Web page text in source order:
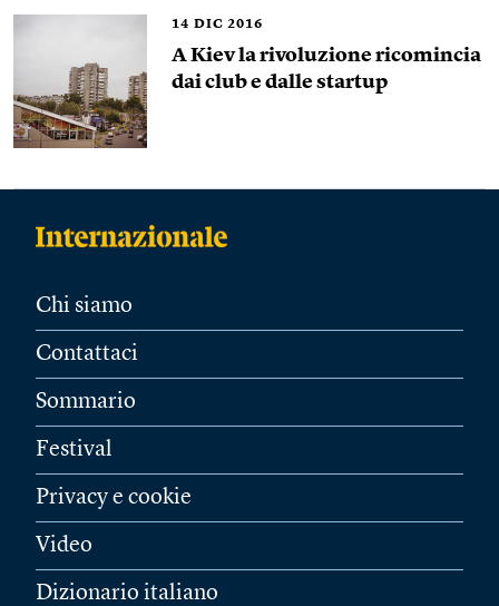
14 DIC 2016
A Kiev la rivoluzione ricomincia
dai club e dalle startup
Chi siamo
Contattaci
Sommario
Festival
Privacy e cookie
Video
Dizionario italiano